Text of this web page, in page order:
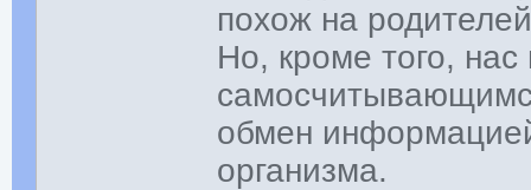
похож на
Но, кроме того,
обмен
организма.